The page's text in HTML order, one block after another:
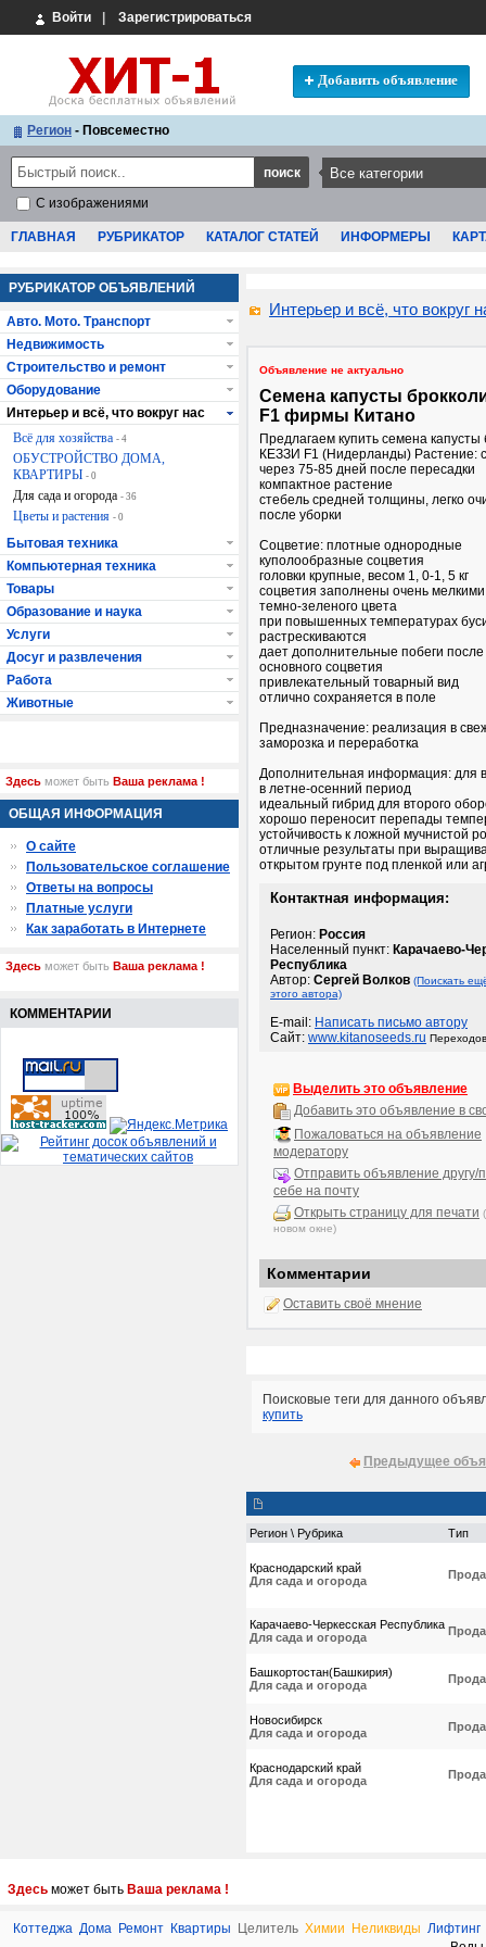
Войти Зарегистрироваться
Добавить объявление
Регион - Повсеместно
С изображениями
ГЛАВНАЯ РУБРИКАТОР КАТАЛОГ СТАТЕЙ ИНФОРМЕРЫ
Интерьер и всё, что вокруг
Объявление не актуально
Семена капусты
F1 фирмы Китано
Предлагаем купить семена капусты
КЕЗЗИ F1 (Нидерланды) Растение:
через 75-85 дней после пересадки
компактное растение
стебель средней толщины, легко
после уборки
Соцветие: плотные однородные
куполообразные соцветия
головки крупные, весом 1, 0-1, 5 кг
соцветия заполнены очень
темно-зеленого цвета
при повышенных температурах
растрескиваются
дает дополнительные побеги после
основного соцветия
привлекательный товарный вид
отлично сохраняется в поле
Предназначение: реализация в
заморозка и переработка
Дополнительная информация: для
в летне-осенний период
идеальный гибрид для второго
хорошо переносит перепады
устойчивость к ложной мучнистой
отличные результаты при
открытом грунте под пленкой или
Контактная информация:
Регион: Россия
Населенный пункт: Карачаево-
Республика
Автор: Сергей Волков (Поискать
этого автора)
E-mail: Написать письмо автору
Сайт: www.kitanoseeds.ru
Выделить это объявление
Добавить это объявление в
Пожаловаться на объявление
модератору
Отправить объявление другу/
себе на почту
Открыть страницу для печати
новом окне)
Комментарии
Оставить своё мнение
Поисковые теги для данного
купить
Предыдущее
Регион \ Рубрика Тип
Краснодарский край
Для сада и огорода
Карачаево-Черкесская Республика
Для сада и огорода
Башкортостан(Башкирия)
Для сада и огорода
Новосибирск
Для сада и огорода
Краснодарский край
Для сада и огорода
РУБРИКАТОР ОБЪЯВЛЕНИЙ
Авто. Мото. Транспорт
Недвижимость
Строительство и ремонт
Оборудование
Интерьер и всё, что вокруг нас
Всё для хозяйства - 4
ОБУСТРОЙСТВО ДОМА,
КВАРТИРЫ - 0
Для сада и огорода - 36
Цветы и растения - 0
Бытовая техника
Компьютерная техника
Товары
Образование и наука
Услуги
Досуг и развлечения
Работа
Животные
Здесь может быть Ваша реклама !
ОБЩАЯ ИНФОРМАЦИЯ
О сайте
Пользовательское соглашение
Ответы на вопросы
Платные услуги
Как заработать в Интернете
Здесь может быть Ваша реклама !
КОММЕНТАРИИ
Здесь может быть Ваша реклама !
Коттеджа Дома Ремонт Квартиры Целитель Химии Неликвиды Лифтинг